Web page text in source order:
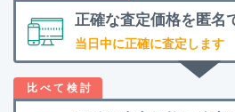
正確な査定価格を 匿名
当日中に正確に査定します